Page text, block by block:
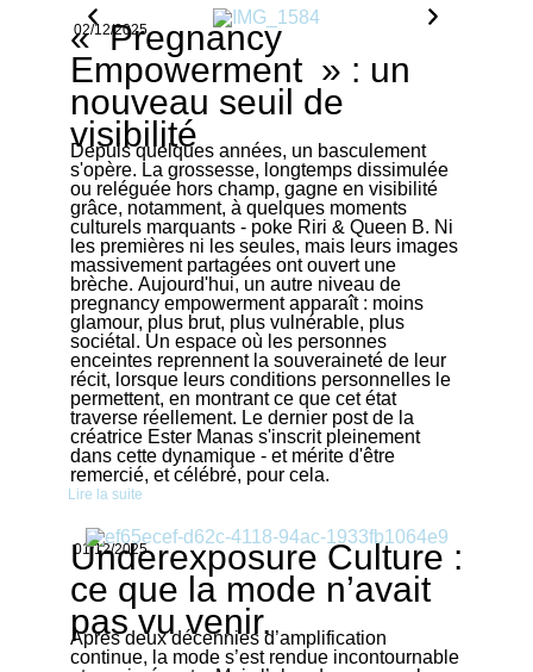
02/12/2025
« Pregnancy
Empowerment » : un
nouveau seuil de
visibilité
Depuis quelques années, un basculement
s'opère. La grossesse, longtemps dissimulée
ou reléguée hors champ, gagne en visibilité
grâce, notamment, à quelques moments
culturels marquants - poke Riri & Queen B. Ni
les premières ni les seules, mais leurs images
massivement partagées ont ouvert une
brèche. Aujourd'hui, un autre niveau de
pregnancy empowerment apparaît : moins
glamour, plus brut, plus vulnérable, plus
sociétal. Un espace où les personnes
enceintes reprennent la souveraineté de leur
récit, lorsque leurs conditions personnelles le
permettent, en montrant ce que cet état
traverse réellement. Le dernier post de la
créatrice Ester Manas s'inscrit pleinement
dans cette dynamique - et mérite d'être
remercié, et célébré, pour cela.
Lire la suite
01/12/2025
Underexposure Culture :
ce que la mode n’avait
pas vu venir.
Après deux décennies d’amplification
continue, la mode s’est rendue incontournable